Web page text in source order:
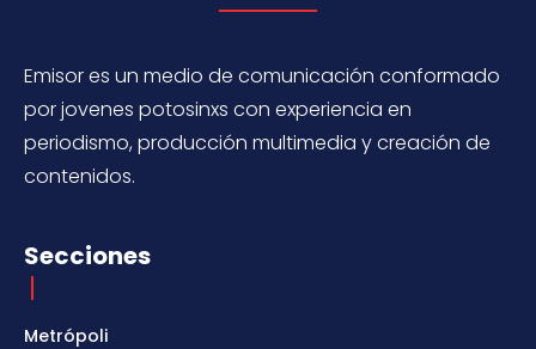
Emisor es un medio de comunicación conformado
por jovenes potosinxs con experiencia en
periodismo, producción multimedia y creación de
contenidos.
Secciones
Metrópoli